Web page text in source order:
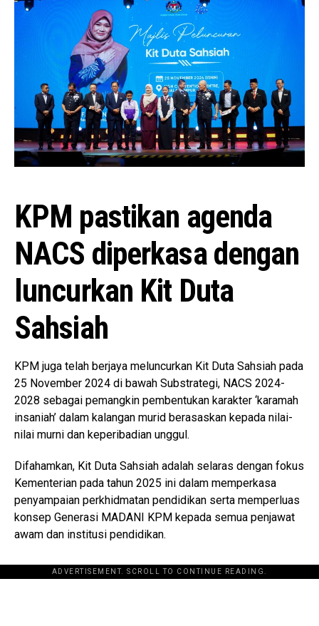
KPM pastikan agenda
NACS diperkasa dengan
luncurkan Kit Duta
Sahsiah
KPM juga telah berjaya meluncurkan Kit Duta Sahsiah pada
25 November 2024 di bawah Substrategi, NACS 2024-
2028 sebagai pemangkin pembentukan karakter ‘karamah
insaniah’ dalam kalangan murid berasaskan kepada nilai-
nilai murni dan keperibadian unggul.
Difahamkan, Kit Duta Sahsiah adalah selaras dengan fokus
Kementerian pada tahun 2025 ini dalam memperkasa
penyampaian perkhidmatan pendidikan serta memperluas
konsep Generasi MADANI KPM kepada semua penjawat
awam dan institusi pendidikan.
ADVERTISEMENT. SCROLL TO CONTINUE READING.